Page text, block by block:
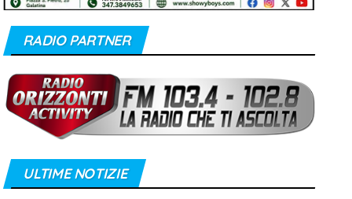
RADIO PARTNER
ULTIME NOTIZIE